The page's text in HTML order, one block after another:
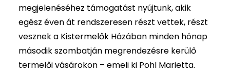
megjelenéséhez támogatást nyújtunk, akik
egész éven át rendszeresen részt vettek, részt
vesznek a Kistermelők Házában minden hónap
második szombatján megrendezésre kerülő
termelői vásárokon – emeli ki Pohl Marietta.